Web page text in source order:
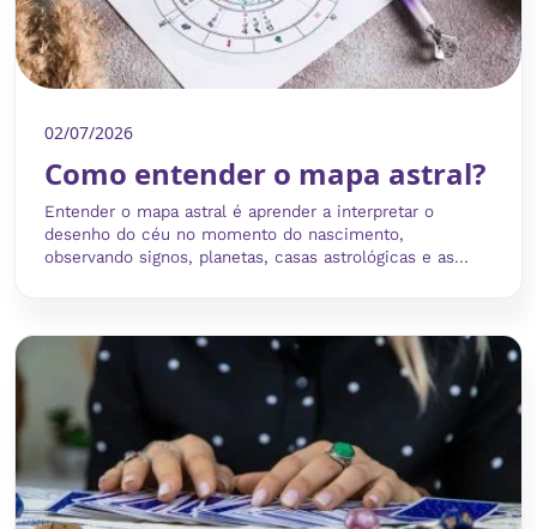
02/07/2026
Como entender o mapa astral?
Entender o mapa astral é aprender a interpretar o
desenho do céu no momento do nascimento,
observando signos, planetas, casas astrológicas e as...